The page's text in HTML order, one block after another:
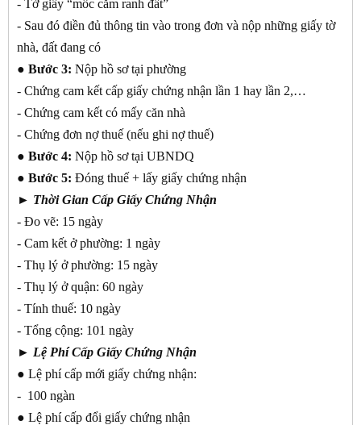
- Tờ giấy “mốc cắm ranh đất”
- Sau đó điền đủ thông tin vào trong đơn và nộp những giấy tờ
nhà, đất đang có
● Bước 3: Nộp hồ sơ tại phường
- Chứng cam kết cấp giấy chứng nhận lần 1 hay lần 2,…
- Chứng cam kết có mấy căn nhà
- Chứng đơn nợ thuế (nếu ghi nợ thuế)
● Bước 4: Nộp hồ sơ tại UBNDQ
● Bước 5: Đóng thuế + lấy giấy chứng nhận
► Thời Gian Cấp Giấy Chứng Nhận
- Đo vẽ: 15 ngày
- Cam kết ở phường: 1 ngày
- Thụ lý ở phường: 15 ngày
- Thụ lý ở quận: 60 ngày
- Tính thuế: 10 ngày
- Tổng cộng: 101 ngày
► Lệ Phí Cấp Giấy Chứng Nhận
● Lệ phí cấp mới giấy chứng nhận:
- 100 ngàn
● Lệ phí cấp đổi giấy chứng nhận